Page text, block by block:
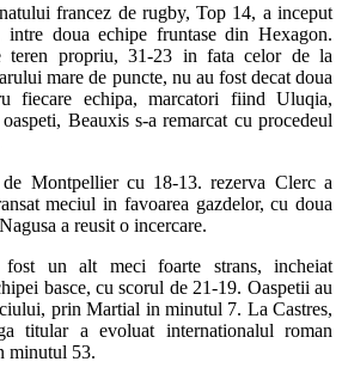
francez de rugby, Top 14, a inceput
doua echipe fruntase din Hexagon.
teren propriu, 31-23 in fata celor de la
mare de puncte, nu au fost decat doua
fiecare echipa, marcatori fiind Uluqia,
Beauxis s-a remarcat cu procedeul
Montpellier cu 18-13. rezerva Clerc a
meciul in favoarea gazdelor, cu doua
a reusit o incercare.
un alt meci foarte strans, incheiat
basce, cu scorul de 21-19. Oaspetii au
prin Martial in minutul 7. La Castres,
titular a evoluat internationalul roman
minutul 53.